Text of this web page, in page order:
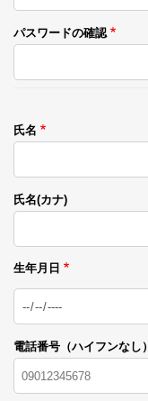
パスワードの確認
氏名
氏名(カナ)
生年月日
日
付
電話番号（ハイフンなし）